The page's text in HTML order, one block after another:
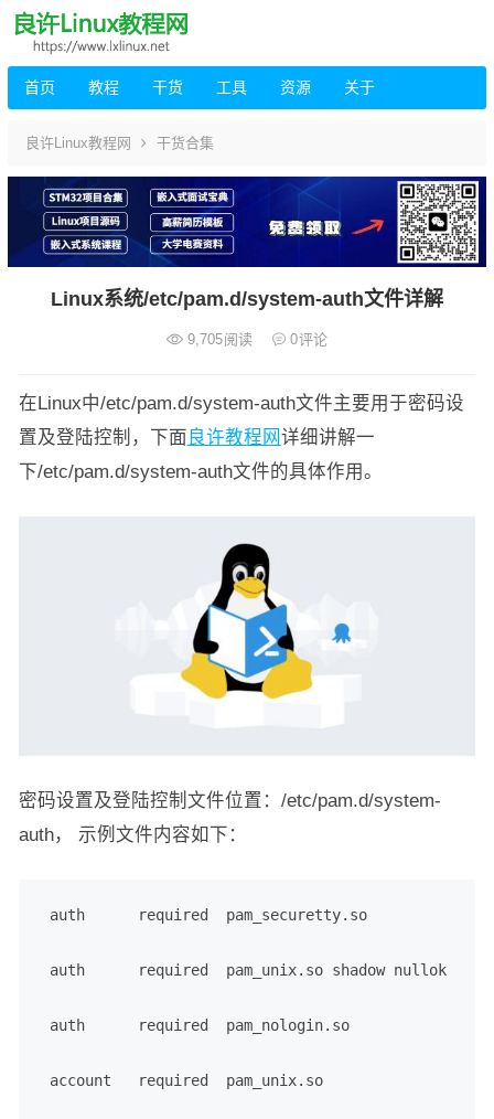
首页 教程 干货 工具 资源 关于
良许Linux教程网 干货合集
Linux系统/etc/pam.d/system-auth文件详解
9,705阅读 0评论
在Linux中/etc/pam.d/system-auth文件主要用于密码设
置及登陆控制，下面 良许教程网详细讲解一
下/etc/pam.d/system-auth文件的具体作用。
密码设置及登陆控制文件位置：/etc/pam.d/system-
auth， 示例文件内容如下：
auth      required  pam_securetty.so
auth      required  pam_unix.so shadow nullok
auth      required  pam_nologin.so
account   required  pam_unix.so